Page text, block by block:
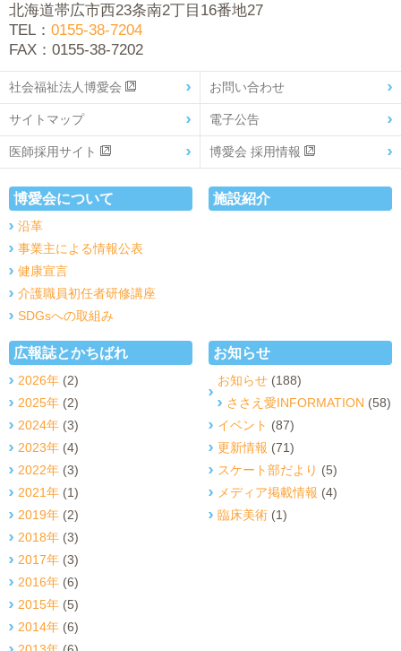
北海道帯広市西23条南2丁目16番地27
TEL： 0155-38-7204
FAX：0155-38-7202
社会福祉法人博愛会 お問い合わせ
サイトマップ 電子公告
医師採用サイト 博愛会 採用情報
博愛会について
沿革
事業主による情報公表
健康宣言
介護職員初任者研修講座
SDGsへの取組み
施設紹介
広報誌とかちばれ
2026年 (2)
2025年 (2)
2024年 (3)
2023年 (4)
2022年 (3)
2021年 (1)
2019年 (2)
2018年 (3)
2017年 (3)
2016年 (6)
2015年 (5)
2014年 (6)
お知らせ
お知らせ(188)
ささえ愛INFORMATION (58)
イベント (87)
更新情報 (71)
スケート部だより (5)
メディア掲載情報 (4)
臨床美術(1)